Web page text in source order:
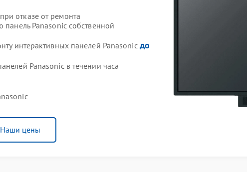
отказе от ремонта
Panasonic собственной
интерактивных панелей Panasonic до
Panasonic в течении часа
Наши цены